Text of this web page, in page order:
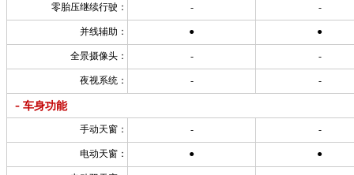
零胎压继续行驶： - -
并线辅助： ● ●
全景摄像头： - -
夜视系统： - -
- 车身功能
手动天窗： - -
电动天窗： ● ●